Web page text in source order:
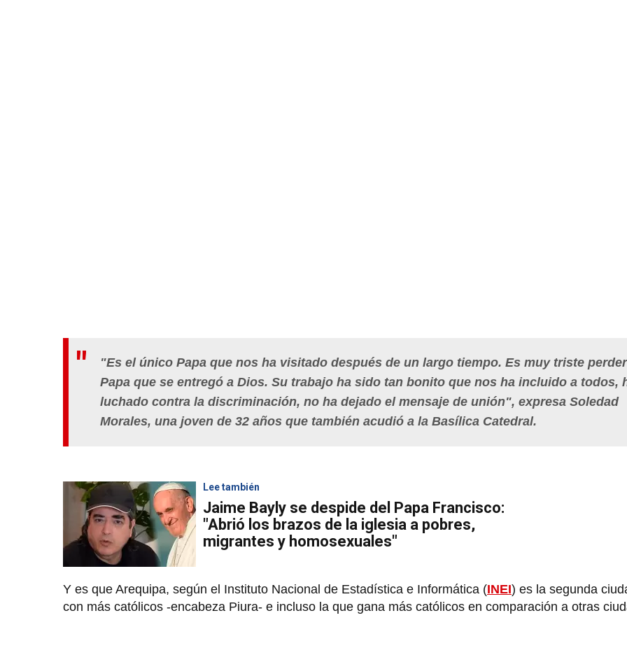
"Es el único Papa que nos ha visitado después de un largo tiempo. Es muy triste
Papa que se entregó a Dios. Su trabajo ha sido tan bonito que nos ha incluido a todos,
luchado contra la discriminación, no ha dejado el mensaje de unión", expresa Soledad
Morales, una joven de 32 años que también acudió a la Basílica Catedral.
Lee también
Jaime Bayly se despide del Papa Francisco:
"Abrió los brazos de la iglesia a pobres,
migrantes y homosexuales"
Y es que Arequipa, según el Instituto Nacional de Estadística e Informática (INEI) es la segunda
con más católicos -encabeza Piura- e incluso la que gana más católicos en comparación a otras